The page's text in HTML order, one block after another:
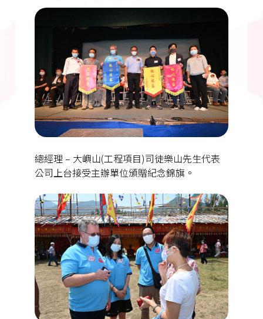
總經理 – 大嶼山(工程項目)司徒樂山先生代表
公司上台接受主辦單位頒贈紀念錦旗。